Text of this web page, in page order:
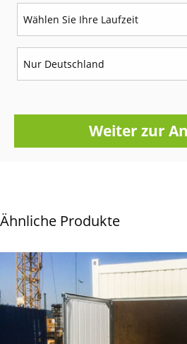
Weiter zur
Ähnliche Produkte